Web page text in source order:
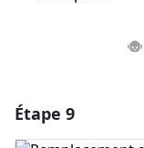
Étape 9